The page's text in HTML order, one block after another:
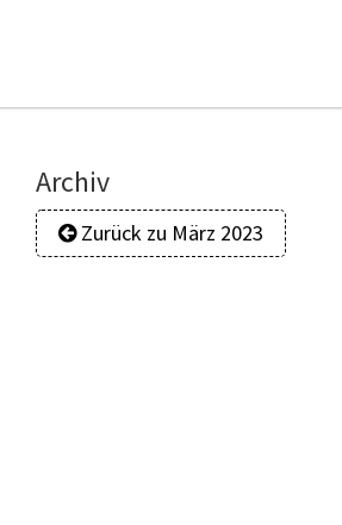
Archiv
Zurück zu März 2023